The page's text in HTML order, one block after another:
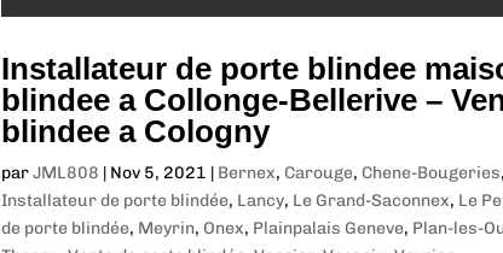
Installateur de porte blindee
blindee a Collonge-Bellerive –
blindee a Cologny
parJML808 | Nov 5, 2021 | Bernex, Carouge, Chene-Bougeries,
Installateur de porte blindée, Lancy, Le Grand-Saconnex, Le
de porte blindée, Meyrin, Onex, Plainpalais Geneve, Plan-les-